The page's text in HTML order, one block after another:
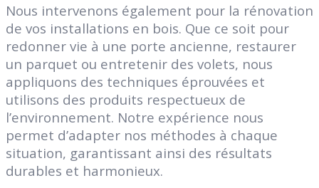
Nous intervenons également pour la rénovation
de vos installations en bois. Que ce soit pour
redonner vie à une porte ancienne, restaurer
un parquet ou entretenir des volets, nous
appliquons des techniques éprouvées et
utilisons des produits respectueux de
l’environnement. Notre expérience nous
permet d’adapter nos méthodes à chaque
situation, garantissant ainsi des résultats
durables et harmonieux.